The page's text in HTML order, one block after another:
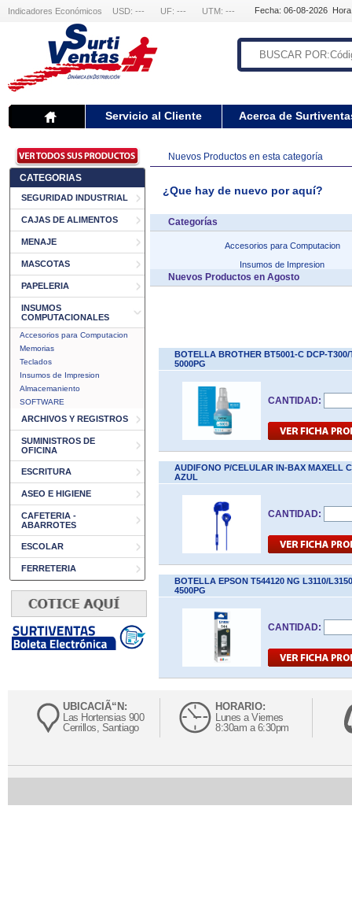
Indicadores Económicos USD: --- UF: --- UTM: --- Fecha: 06-08-2026
Servicio al Cliente Acerca de
CATEGORIAS
SEGURIDAD INDUSTRIAL
CAJAS DE ALIMENTOS
MENAJE
MASCOTAS
PAPELERIA
INSUMOS
COMPUTACIONALES
Accesorios para Computacion
Memorias
Teclados
Insumos de Impresion
Almacemaniento
SOFTWARE
ARCHIVOS Y REGISTROS
SUMINISTROS DE
OFICINA
ESCRITURA
ASEO E HIGIENE
CAFETERIA -
ABARROTES
ESCOLAR
FERRETERIA
Nuevos Productos en esta categoría
¿Que hay de nuevo por aquí?
Categorías
Accesorios para Computacion
Insumos de Impresion
Nuevos Productos en Agosto
BOTELLA BROTHER BT5001-C DCP-T300/
5000PG
CANTIDAD:
AUDIFONO P/CELULAR IN-BAX MAXELL
AZUL
CANTIDAD:
BOTELLA EPSON T544120 NG L3110/
4500PG
CANTIDAD:
UBICACIÃ“N:
Las Hortensias 900
Cerrillos, Santiago
HORARIO:
Lunes a Viernes
8:30am a 6:30pm